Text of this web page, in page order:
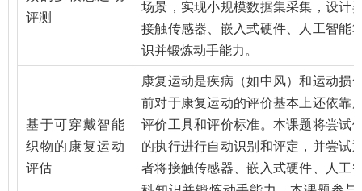
评测
场景，实现小规模数据集采集，设计
接触传感器、嵌入式硬件、人工智能
识并锻炼动手能力。
基于可穿戴智能
织物的康复运动
评估
康复运动是疾病（如中风）和运动损
前对于康复运动的评价基本上还依靠
评价工具和评价标准。本课题将尝试
的执行进行自动识别和评定，并尝试
者将接触传感器、嵌入式硬件、人工